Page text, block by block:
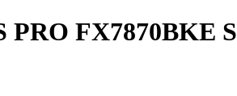
FX7870BKE